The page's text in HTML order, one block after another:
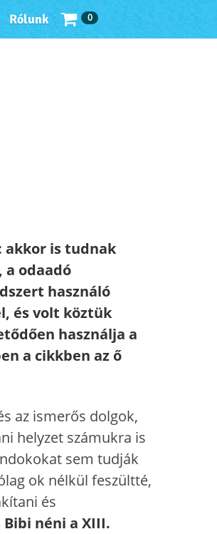
Rólunk 0
akkor is tudnak
odaadó
használó
és volt köztük
használja a
a cikkben az ő
az ismerős dolgok,
helyzet számukra is
sem tudják
ok nélkül feszültté,
és
Bibi néni a XIII.